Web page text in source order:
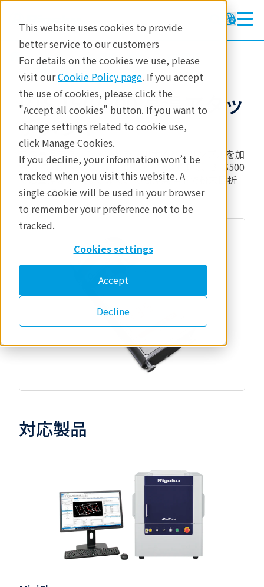
This website uses cookies to provide
better service to our customers
For details on the cookies we use, please
visit ourCookie Policy page. If you accept
the use of cookies, please click the
"Accept all cookies" button. If you want to
change settings related to cookie use,
click Manage Cookies.
If you decline, your information won’t be
tracked when you visit this website. A
single cookie will be used in your browser
to remember your preference not to be
tracked.
Cookies settings
Accept
Decline
製品 X線回折・散乱
X線回折
アクセサリー
BTS 150/500 高温アタッ
チメント
この高温アタッチメントを使用すると、サンプルを加
熱して、BTS150ではー10℃から150℃まで、BTS500
では室温から 500°C まで、の高温条件下で粉末回折
測定を行うことができます。
対応製品